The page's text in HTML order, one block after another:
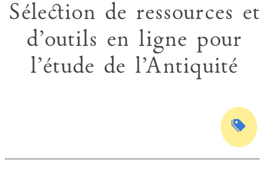
Sélection de ressources et
d’outils en ligne pour
l’étude de l’Antiquité